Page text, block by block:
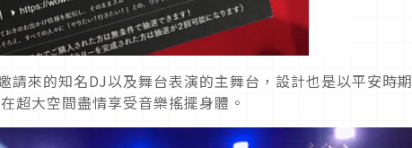
請來的知名DJ以及舞台表演的主舞台，設計也是以平安時期
超大空間盡情享受音樂搖擺身體。